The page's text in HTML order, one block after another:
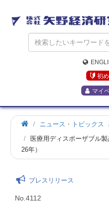
初
マイ
ニュース・トピックス
医療用ディスポーザブル
26年）
プレスリリース
No.4112